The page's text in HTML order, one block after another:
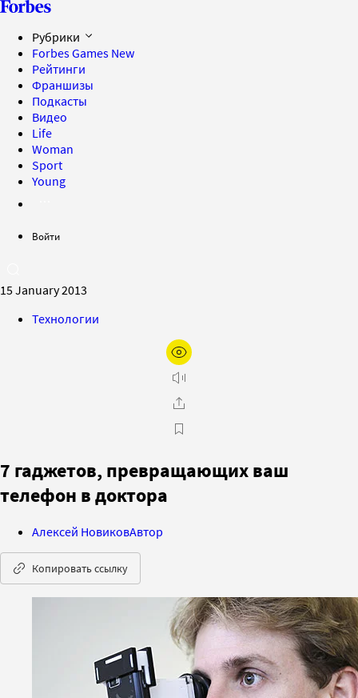
Рубрики
Forbes Games New
Рейтинги
Франшизы
Подкасты
Видео
Life
Woman
Sport
Young
Войти
15 January 2013
Технологии
7 гаджетов, превращающих ваш
телефон в доктора
Алексей НовиковАвтор
Копировать ссылку